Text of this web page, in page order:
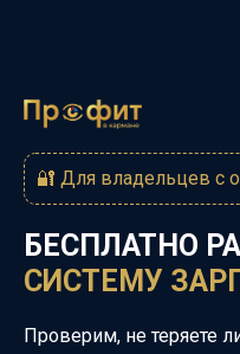
🔐 Для владельцев с
БЕСПЛАТНО
СИСТЕМУ
Проверим, не теряете